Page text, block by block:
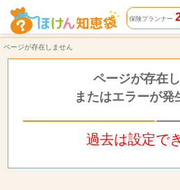
ページが存在しません | ほけん知恵袋
保険プランナー
ページが存在しません
ページが存在
またはエラーが発
過去は設定で